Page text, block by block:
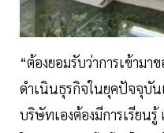
“ต้องยอมรับว่าการเข้าม
ดำเนินธุรกิจในยุคปัจจุบัน
บริษัทเองต้องมีการเรียน